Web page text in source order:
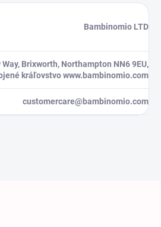
Bambinomio LTD
Brixworth, Northampton NN6 9EU,
kráľovstvo www.bambinomio.com
customercare@bambinomio.com